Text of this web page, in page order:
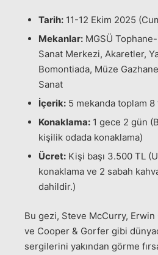
Tarih:11-12 Ekim 2025
Mekanlar:MGSÜ
Sanat Merkezi, Akaretler,
Bomontiada, Müze
Sanat
İçerik:5 mekanda toplam 8
Konaklama:1 gece 2 gün
kişilik odada konaklama)
Ücret:Kişi başı 3.500 TL
konaklama ve 2 sabah
dahildir.)
Bu gezi, Steve McCurry,
ve Cooper & Gorfer gibi
sergilerini yakından görme